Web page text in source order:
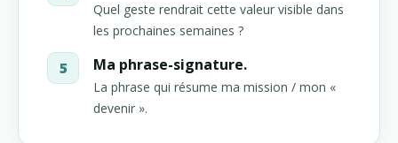
Quel geste rendrait cette valeur visible dans
les prochaines semaines ?
Ma phrase-signature.
La phrase qui résume ma mission / mon «
devenir ».